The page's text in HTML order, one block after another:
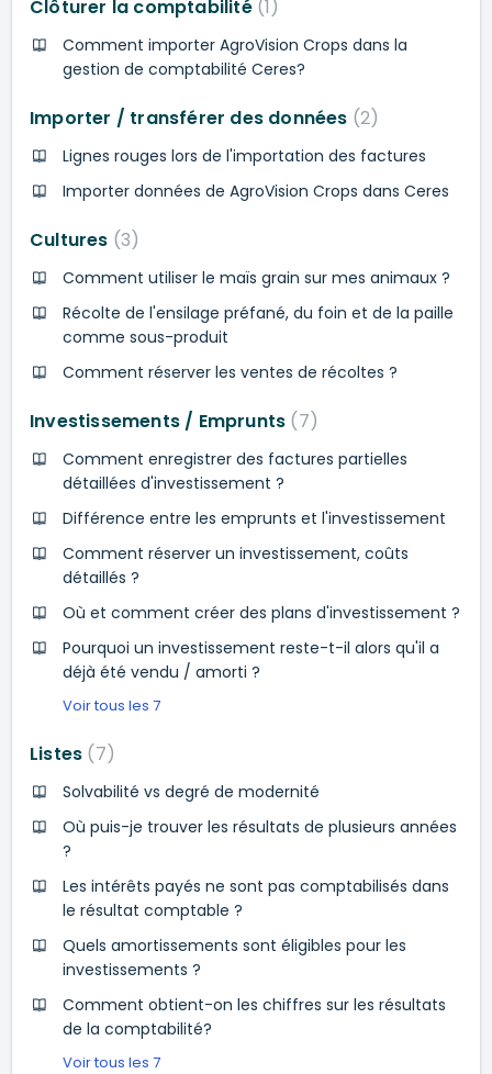
Clôturer la comptabilité 1
Comment importer AgroVision Crops dans la
gestion de comptabilité Ceres?
Importer / transférer des données 2
Lignes rouges lors de l'importation des factures
Importer données de AgroVision Crops dans Ceres
Cultures 3
Comment utiliser le maïs grain sur mes animaux ?
Récolte de l'ensilage préfané, du foin et de la paille
comme sous-produit
Comment réserver les ventes de récoltes ?
Investissements / Emprunts 7
Comment enregistrer des factures partielles
détaillées d'investissement ?
Différence entre les emprunts et l'investissement
Comment réserver un investissement, coûts
détaillés ?
Où et comment créer des plans d'investissement ?
Pourquoi un investissement reste-t-il alors qu'il a
déjà été vendu / amorti ?
Voir tous les 7
Listes 7
Solvabilité vs degré de modernité
Où puis-je trouver les résultats de plusieurs années
?
Les intérêts payés ne sont pas comptabilisés dans
le résultat comptable ?
Quels amortissements sont éligibles pour les
investissements ?
Comment obtient-on les chiffres sur les résultats
de la comptabilité?
Voir tous les 7